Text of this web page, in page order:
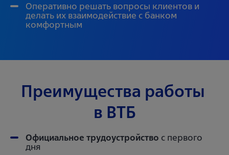
Оперативно решать вопросы клиентов и
делать их взаимодействие с банком
комфортным
Преимущества работы
в ВТБ
Официальное трудоустройство с первого
дня